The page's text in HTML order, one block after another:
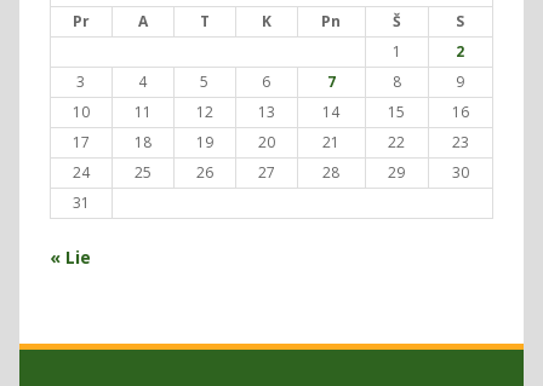
Pr A T K Pn Š
S
1
2
3
4 5 6 7 8
9
10
11 12 13 14 15
16
17
18 19 20 21 22
23
24
25 26 27 28 29
30
31
« Lie